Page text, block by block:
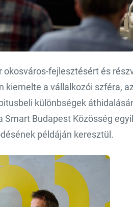
okosváros-fejlesztésért és
a vállalkozói szféra,
különbségek
Budapest Közösség
példáján keresztül.